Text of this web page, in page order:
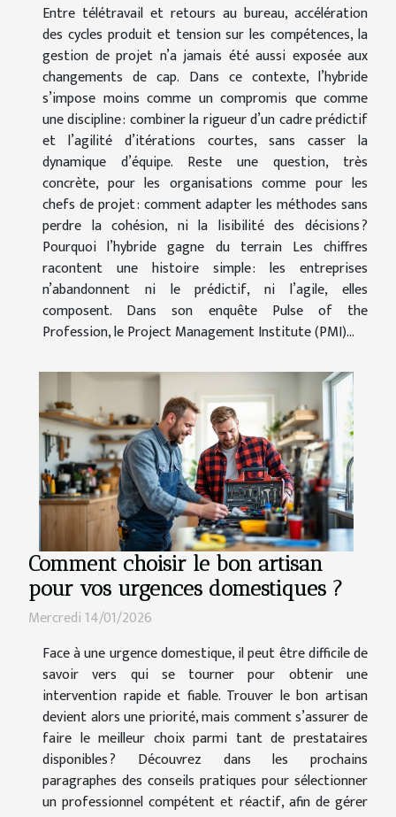
Entre télétravail et retours au bureau, accélération
des cycles produit et tension sur les compétences, la
gestion de projet n’a jamais été aussi exposée aux
changements de cap. Dans ce contexte, l’hybride
s’impose moins comme un compromis que comme
une discipline : combiner la rigueur d’un cadre prédictif
et l’agilité d’itérations courtes, sans casser la
dynamique d’équipe. Reste une question, très
concrète, pour les organisations comme pour les
chefs de projet : comment adapter les méthodes sans
perdre la cohésion, ni la lisibilité des décisions ?
Pourquoi l’hybride gagne du terrain Les chiffres
racontent une histoire simple : les entreprises
n’abandonnent ni le prédictif, ni l’agile, elles
composent. Dans son enquête Pulse of the
Profession, le Project Management Institute (PMI)...
Comment choisir le bon artisan
pour vos urgences domestiques ?
Mercredi 14/01/2026
Face à une urgence domestique, il peut être difficile de
savoir vers qui se tourner pour obtenir une
intervention rapide et fiable. Trouver le bon artisan
devient alors une priorité, mais comment s’assurer de
faire le meilleur choix parmi tant de prestataires
disponibles ? Découvrez dans les prochains
paragraphes des conseils pratiques pour sélectionner
un professionnel compétent et réactif, afin de gérer